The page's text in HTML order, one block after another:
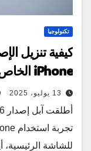
تكنولوجيا
iPhone الخاص بك الآن
13 يوليو، 2025
للشاشة